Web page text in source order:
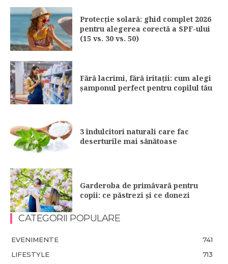
Protecție solară: ghid complet 2026
pentru alegerea corectă a SPF-ului
(15 vs. 30 vs. 50)
Fără lacrimi, fără iritații: cum alegi
șamponul perfect pentru copilul tău
3 îndulcitori naturali care fac
deserturile mai sănătoase
Garderoba de primăvară pentru
copii: ce păstrezi și ce donezi
CATEGORII POPULARE
EVENIMENTE
741
LIFESTYLE
713